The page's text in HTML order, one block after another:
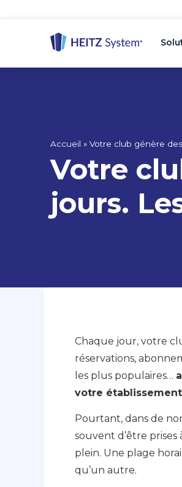
Accueil » Votre club génère
Votre
jours.
Chaque jour, votre
réservations,
les plus populaires…
votre établissement
Pourtant, dans de
souvent d’être prises
plein. Une plage
qu’un autre.